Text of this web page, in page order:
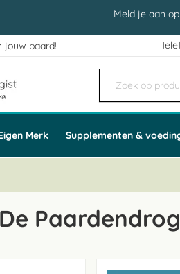
Meld je aan
jouw paard!
Merk Supplementen &